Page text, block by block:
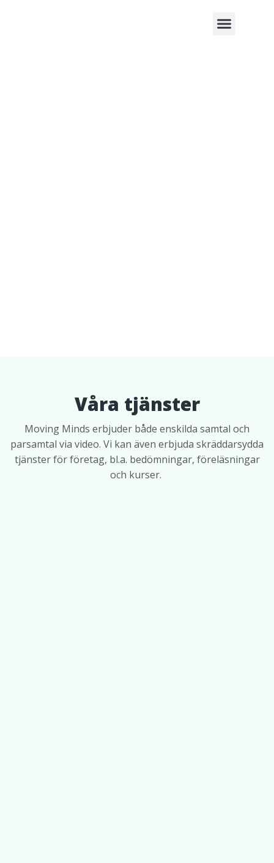
Våra tjänster
Moving Minds erbjuder både enskilda samtal och
parsamtal via video. Vi kan även erbjuda skräddarsydda
tjänster för företag, bl.a. bedömningar, föreläsningar
och kurser.